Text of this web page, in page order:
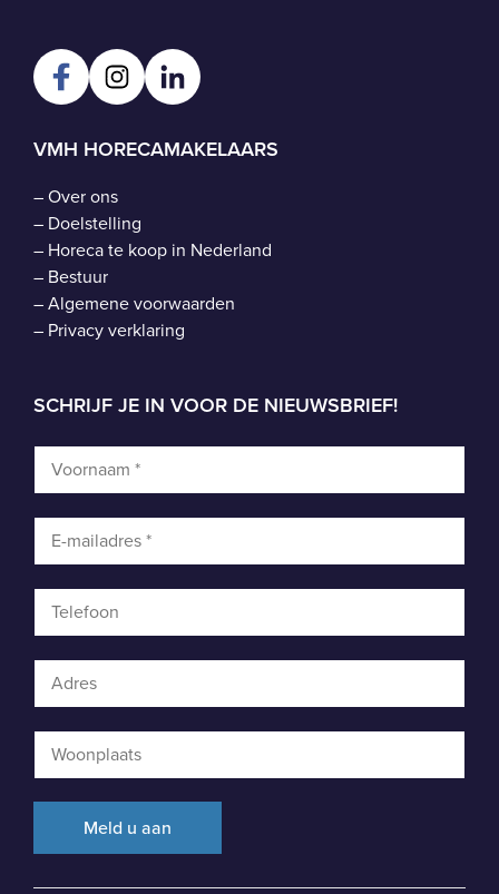
VMH HORECAMAKELAARS
–Over ons
– Doelstelling
– Horeca te koop in Nederland
– Bestuur
–Algemene voorwaarden
– Privacy verklaring
SCHRIJF JE IN VOOR DE NIEUWSBRIEF!